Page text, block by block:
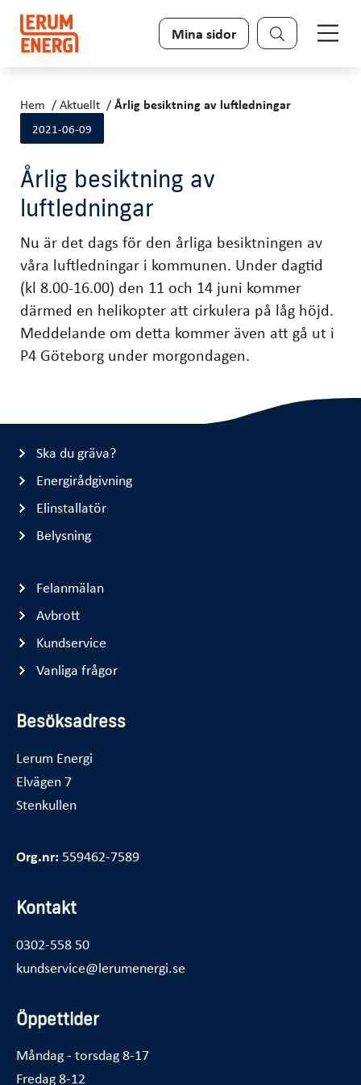
Sök
Mina sidor
Hem Aktuellt Årlig besiktning av luftledningar
2021-06-09
Årlig besiktning av
luftledningar
Nu är det dags för den årliga besiktningen av
våra luftledningar i kommunen. Under dagtid
(kl 8.00-16.00) den 11 och 14 juni kommer
därmed en helikopter att cirkulera på låg höjd.
Meddelande om detta kommer även att gå ut i
P4 Göteborg under morgondagen.
Ska du gräva?
Energirådgivning
Elinstallatör
Belysning
Felanmälan
Avbrott
Kundservice
Vanliga frågor
Besöksadress
Lerum Energi
Elvägen 7
Stenkullen
Org.nr: 559462-7589
Kontakt
0302-558 50
kundservice@lerumenergi.se
Öppettider
Måndag - torsdag 8-17
Fredag 8-12